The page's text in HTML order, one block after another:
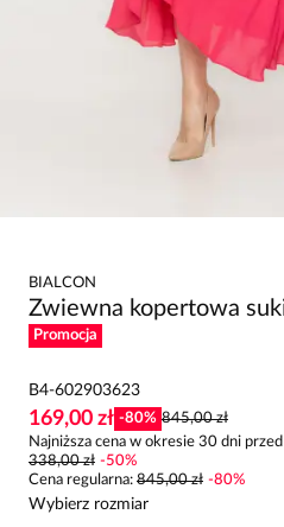
BIALCON
Zwiewna kopertowa
Promocja
B4-602903623
169,00 zł -80% 845,00 zł
Najniższa cena w okresie 30 dni
338,00 zł -50%
Cena regularna: 845,00 zł -80%
Wybierz rozmiar